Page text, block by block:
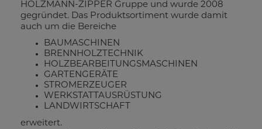
HOLZMANN-ZIPPER Gruppe und wurde 2008
gegründet. Das Produktsortiment wurde damit
auch um die Bereiche
BAUMASCHINEN
BRENNHOLZTECHNIK
HOLZBEARBEITUNGSMASCHINEN
GARTENGERÄTE
STROMERZEUGER
WERKSTATTAUSRÜSTUNG
LANDWIRTSCHAFT
erweitert.